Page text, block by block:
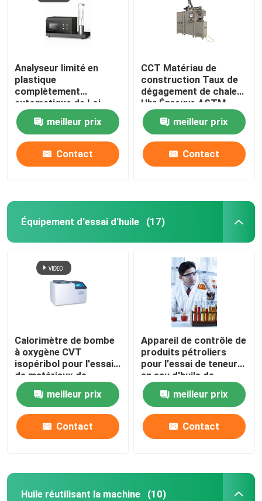
Analyseur limité en
plastique
complètement
automatique de Loi
d'index de l'oxygène
ISO4589-2 d'ASTM D
2863
meilleur prix
Contact
CCT Matériau de
construction Taux de
dégagement de chaleur
Hhr Épreuve ASTM
E1354 ISO5660
Calorimètre à cône
meilleur prix
Contact
Équipement d'essai d'huile (17)
Calorimètre de bombe
à oxygène CVT
isopéribol pour l'essai
de matériaux de
construction à base
d'huile d'alimentation
au charbon
meilleur prix
Contact
Appareil de contrôle de
produits pétroliers
pour l'essai de teneur
en eau d'huile de
transformateur
meilleur prix
Contact
Huile réutilisant la machine (10)